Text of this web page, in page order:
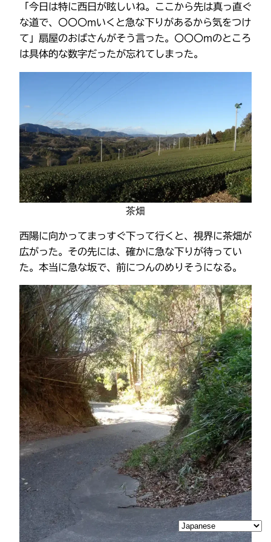
「今日は特に西日が眩しいね。ここから先は真っ直ぐ
な道で、〇〇〇mいくと急な下りがあるから気をつけ
て」扇屋のおばさんがそう言った。〇〇〇mのところ
は具体的な数字だったが忘れてしまった。
茶畑
西陽に向かってまっすぐ下って行くと、視界に茶畑が
広がった。その先には、確かに急な下りが待ってい
た。本当に急な坂で、前につんのめりそうになる。